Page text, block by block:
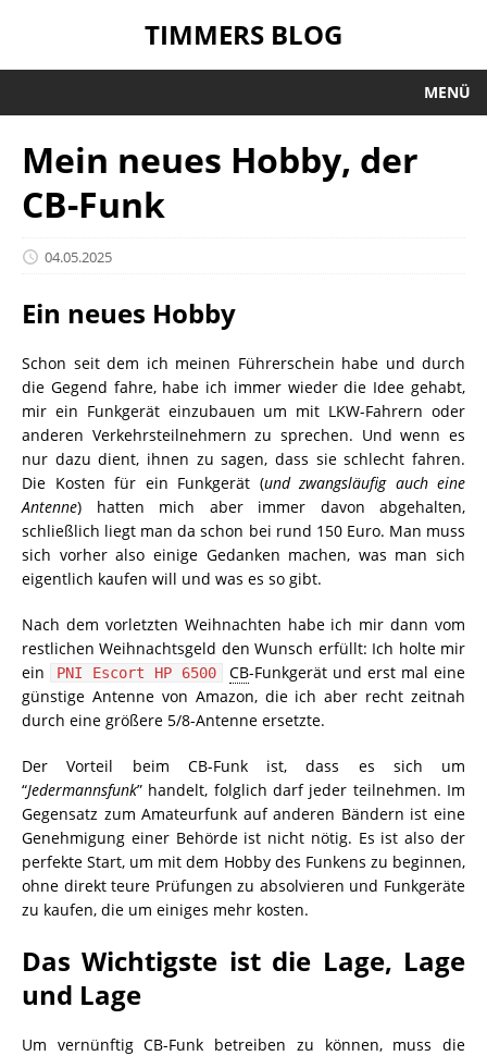
TIMMERS BLOG
MENÜ
Mein neues Hobby, der
CB-Funk
04.05.2025
Ein neues Hobby
Schon seit dem ich meinen Führerschein habe und durch
die Gegend fahre, habe ich immer wieder die Idee gehabt,
mir ein Funkgerät einzubauen um mit LKW-Fahrern oder
anderen Verkehrsteilnehmern zu sprechen. Und wenn es
nur dazu dient, ihnen zu sagen, dass sie schlecht fahren.
Die Kosten für ein Funkgerät (und zwangsläufig auch eine
Antenne) hatten mich aber immer davon abgehalten,
schließlich liegt man da schon bei rund 150 Euro. Man muss
sich vorher also einige Gedanken machen, was man sich
eigentlich kaufen will und was es so gibt.
Nach dem vorletzten Weihnachten habe ich mir dann vom
restlichen Weihnachtsgeld den Wunsch erfüllt: Ich holte mir
ein
PNI Escort HP 6500 CB-Funkgerät und erst mal eine
günstige Antenne von Amazon, die ich aber recht zeitnah
durch eine größere 5/8-Antenne ersetzte.
Der Vorteil beim CB-Funk ist, dass es sich um
“Jedermannsfunk” handelt, folglich darf jeder teilnehmen. Im
Gegensatz zum Amateurfunk auf anderen Bändern ist eine
Genehmigung einer Behörde ist nicht nötig. Es ist also der
perfekte Start, um mit dem Hobby des Funkens zu beginnen,
ohne direkt teure Prüfungen zu absolvieren und Funkgeräte
zu kaufen, die um einiges mehr kosten.
Das Wichtigste ist die Lage, Lage
und Lage
Um vernünftig CB-Funk betreiben zu können, muss die